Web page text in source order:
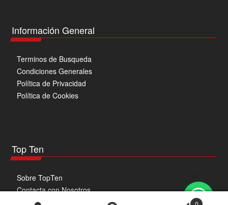
Información General
Terminos de Busqueda
Condiciones Generales
Política de Privacidad
Política de Cookies
Top Ten
Sobre TopTen
Contacta con Nosotros